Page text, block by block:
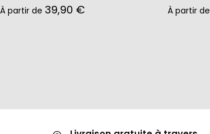
À partir de 39,90 € À partir de